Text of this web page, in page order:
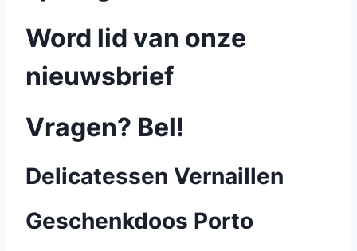
Word lid van onze
nieuwsbrief
Vragen? Bel!
Delicatessen Vernaillen
Geschenkdoos Porto